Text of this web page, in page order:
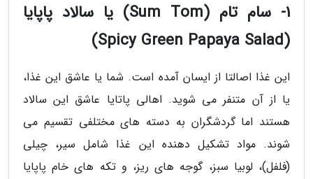
1- سام تام (Sum Tom) یا سالاد پاپایا
(Spicy Green Papaya Salad)
این غذا اصالتا از ایسان آمده است. شما یا عاشق این غذا،
یا از آن متنفر می شوید. اهالی پاتایا عاشق این سالاد
هستند اما گردشگران به دسته های مختلفی تقسیم می
شوند. مواد تشکیل دهنده این غذا شامل سیر، چیلی
(فلفل)، لوبیا سبز، گوجه های ریز، و تکه های خام پاپایا